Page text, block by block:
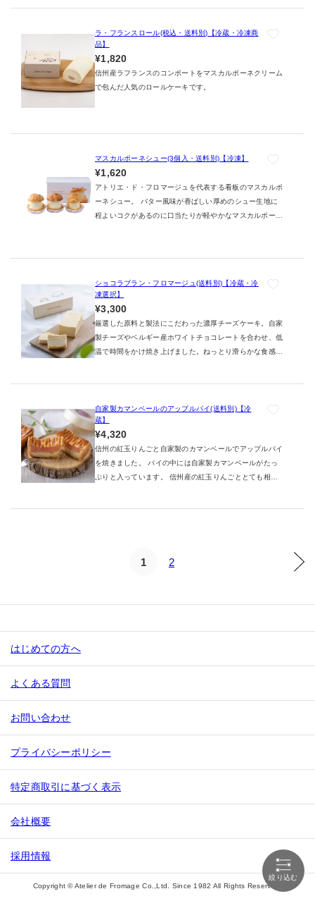
なお、容量が少し変更になっておりますが、成分内容は変
わっておりません。
ラ・フランスロール(税込・送料別)【冷蔵・冷凍商
品】
¥1,820
信州産ラフランスのコンポートをマスカルポーネクリーム
で包んだ人気のロールケーキです。
マスカルポーネシュー(3個入・送料別)【冷凍】
¥1,620
アトリエ・ド・フロマージュを代表する看板のマスカルポ
ーネシュー。 バター風味が香ばしい厚めのシュー生地に
程よいコクがあるのに口当たりが軽やかなマスカルポーネ
ショコラブラン・フロマージュ(送料別)【冷蔵・冷
凍選択】
¥3,300
厳選した原料と製法にこだわった濃厚チーズケーキ。自家
製チーズやベルギー産ホワイトチョコレートを合わせ、低
温で時間をかけ焼き上げました。ねっとり滑らかな食感と
自家製カマンベールのアップルパイ(送料別)【冷
蔵】
¥4,320
信州の紅玉りんごと自家製のカマンベールでアップルパイ
を焼きました。 パイの中には自家製カマンベールがたっ
ぷりと入っています。 信州産の紅玉りんごととても相性
1 2
絞り込む
はじめての方へ
よくある質問
お問い合わせ
プライバシーポリシー
特定商取引に基づく表示
会社概要
採用情報
Copyright © Atelier de Fromage Co.,Ltd. Since 1982 All Rights Reserved.